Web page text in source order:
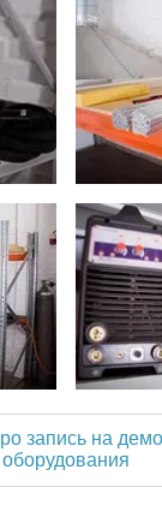
запись на
оборудования